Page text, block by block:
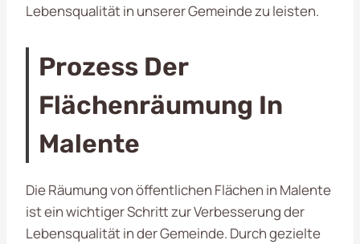
Lebensqualität in unserer Gemeinde zu leisten.
Prozess Der
Flächenräumung In
Malente
Die Räumung von öffentlichen Flächen in Malente
ist ein wichtiger Schritt zur Verbesserung der
Lebensqualität in der Gemeinde. Durch gezielte